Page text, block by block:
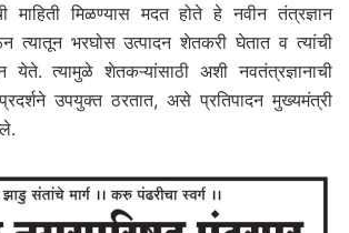
माहिती मिळण्यास मदत होते हे नवीन तंत्रज्ञान
त्यातून भरघोस उत्पादन शेतकरी घेतात व त्यांची
त्यामुळे शेतकऱ्यांसाठी अशी नवतंत्रज्ञानाची
प्रदर्शने उपयुक्त ठरतात, असे प्रतिपादन मुख्यमंत्री